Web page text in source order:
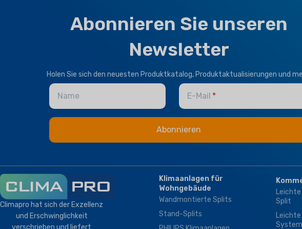
Abonnieren Sie unseren
Newsletter
Holen Sie sich den neuesten Produktkatalog, Produktaktualisierungen und
Name E-Mail
Climapro hat sich der Exzellenz
und Erschwinglichkeit
verschrieben und liefert
Klimaanlagen für
Wohngebäude
Wandmontierte Splits
Stand-Splits
Split